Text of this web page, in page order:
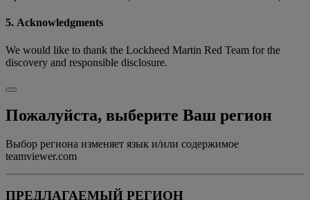
5. Acknowledgments
We would like to thank the Lockheed Martin Red Team for the
discovery and responsible disclosure.
Пожалуйста, выберите Ваш регион
Выбор региона изменяет язык и/или содержимое
teamviewer.com
ПРЕДЛАГАЕМЫЙ РЕГИОН